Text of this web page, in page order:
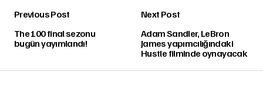
Previous Post
The 100 final sezonu
bugün yayımlandı!
Next Post
Adam Sandler, LeBron
James yapımcılığındaki
Hustle filminde oynayacak